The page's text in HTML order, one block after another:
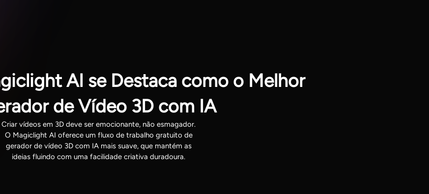
AI se Destaca como o Melhor
de Vídeo 3D com IA
Criar vídeos em 3D deve ser emocionante, não esmagador.
O Magiclight AI oferece um fluxo de trabalho gratuito de
gerador de vídeo 3D com IA mais suave, que mantém as
ideias fluindo com uma facilidade criativa duradoura.